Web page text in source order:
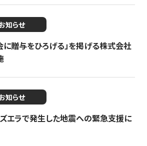
知らせ
に贈与をひろげる」を掲げる株式会社
知らせ
ズエラで発生した地震への緊急支援に